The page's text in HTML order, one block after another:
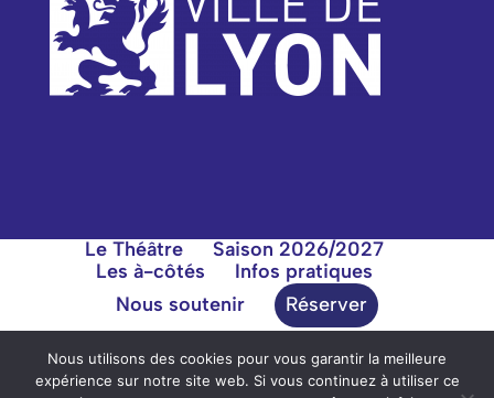
Le Théâtre
Saison 2026/2027
Les à-côtés
Infos pratiques
Nous soutenir
Réserver
Nous utilisons des cookies pour vous garantir la meilleure
expérience sur notre site web. Si vous continuez à utiliser ce